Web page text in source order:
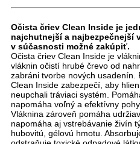
Očista čriev Clean Inside je
najchutnejší a najbezpečnejší
v súčasnosti možné zakúpiť.
Očista čriev Clean Inside je
vláknin očistí hrubé črevo od
zabráni tvorbe nových usadenín.
Clean Inside zabezpečí, aby
neupchali tráviaci systém.
napomáha voľný a efektívny
Vláknina zároveň pomáha
napomáha aj vstrebávanie živín
hubovitú, gélovú hmotu.